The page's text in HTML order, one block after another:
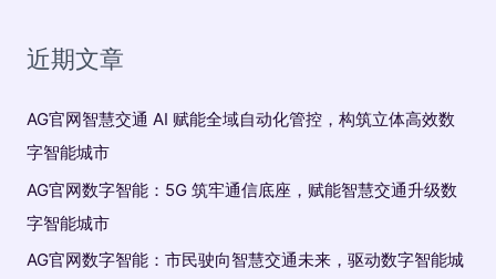
近期文章
AG官网智慧交通 AI 赋能全域自动化管控，构筑立体高效数
字智能城市
AG官网数字智能：5G 筑牢通信底座，赋能智慧交通升级数
字智能城市
AG官网数字智能：市民驶向智慧交通未来，驱动数字智能城